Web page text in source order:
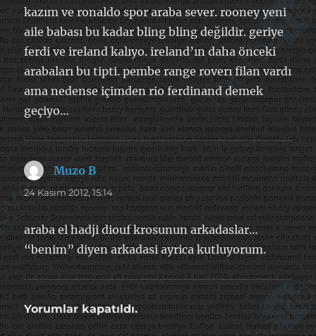
kazım ve ronaldo spor araba sever. rooney yeni
aile babası bu kadar bling bling değildir. geriye
ferdi ve ireland kalıyo. ireland’ın daha önceki
arabaları bu tipti. pembe range roverı filan vardı
ama nedense içimden rio ferdinand demek
geçiyo…
Muzo Bdedi
ki:
24 Kasım 2012, 15:14
araba el hadji diouf krosunun arkadaslar…
“benim” diyen arkadasi ayrica kutluyorum.
Yorumlar kapatıldı.